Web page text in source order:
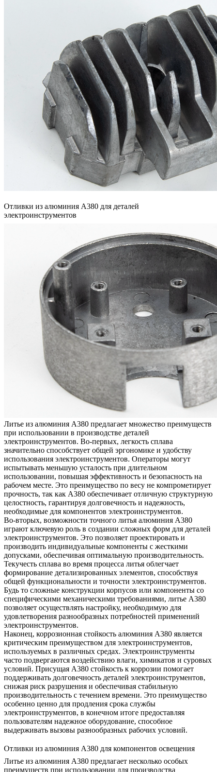
Отливки из алюминия A380 для деталей
электроинструментов
Литье из алюминия A380 предлагает множество преимуществ
при использовании в производстве деталей
электроинструментов. Во-первых, легкость сплава
значительно способствует общей эргономике и удобству
использования электроинструментов. Операторы могут
испытывать меньшую усталость при длительном
использовании, повышая эффективность и безопасность на
рабочем месте. Это преимущество по весу не компрометирует
прочность, так как A380 обеспечивает отличную структурную
целостность, гарантируя долговечность и надежность,
необходимые для компонентов электроинструментов.
Во-вторых, возможности точного литья алюминия A380
играют ключевую роль в создании сложных форм для деталей
электроинструментов. Это позволяет проектировать и
производить индивидуальные компоненты с жесткими
допусками, обеспечивая оптимальную производительность.
Текучесть сплава во время процесса литья облегчает
формирование детализированных элементов, способствуя
общей функциональности и точности электроинструментов.
Будь то сложные конструкции корпусов или компоненты со
специфическими механическими требованиями, литье A380
позволяет осуществлять настройку, необходимую для
удовлетворения разнообразных потребностей применений
электроинструментов.
Наконец, коррозионная стойкость алюминия A380 является
критическим преимуществом для электроинструментов,
используемых в различных средах. Электроинструменты
часто подвергаются воздействию влаги, химикатов и суровых
условий. Присущая A380 стойкость к коррозии помогает
поддерживать долговечность деталей электроинструментов,
снижая риск разрушения и обеспечивая стабильную
производительность с течением времени. Это преимущество
особенно ценно для продления срока службы
электроинструментов, в конечном итоге предоставляя
пользователям надежное оборудование, способное
выдерживать вызовы разнообразных рабочих условий.
Отливки из алюминия A380 для компонентов освещения
Литье из алюминия A380 предлагает несколько особых
преимуществ при использовании для производства